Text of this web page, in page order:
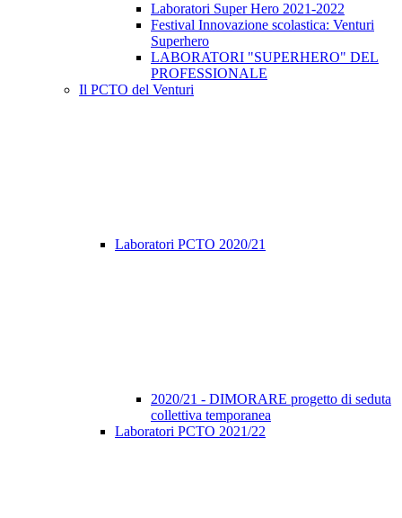
Laboratori Super Hero 2021-2022
Festival Innovazione scolastica: Venturi
Superhero
LABORATORI "SUPERHERO" DEL
PROFESSIONALE
Il PCTO del Venturi
Laboratori PCTO 2020/21
2020/21 - DIMORARE progetto di seduta
collettiva temporanea
Laboratori PCTO 2021/22